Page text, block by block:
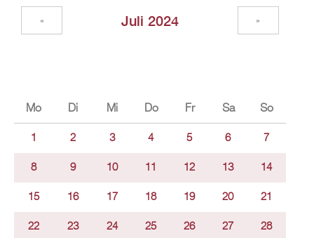
Juli 2024
« »
Mo Di Mi Do Fr Sa So
1 2 3 4 5 6 7
8 9 10 11 12 13 14
15 16 17 18 19 20 21
22 23 24 25 26 27 28